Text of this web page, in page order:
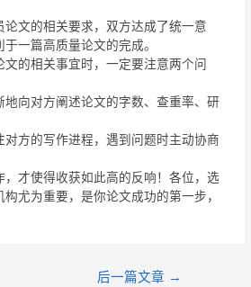
文的相关要求，双方达成了统一意
一篇高质量论文的完成。
的相关事宜时，一定要注意两个问
向对方阐述论文的字数、查重率、研
方的写作进程，遇到问题时主动协商
才使得收获如此高的反响！各位，选
尤为重要，是你论文成功的第一步，
后一篇文章 →